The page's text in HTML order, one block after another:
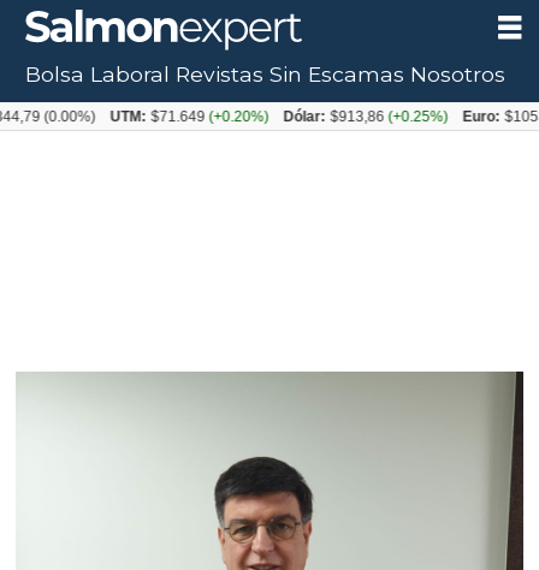
Bolsa Laboral Revistas Sin Escamas Nosotros
UTM: $71.649 (+0.20%) Dólar: $913,86 (+0.25%) Euro: $1053,08(-